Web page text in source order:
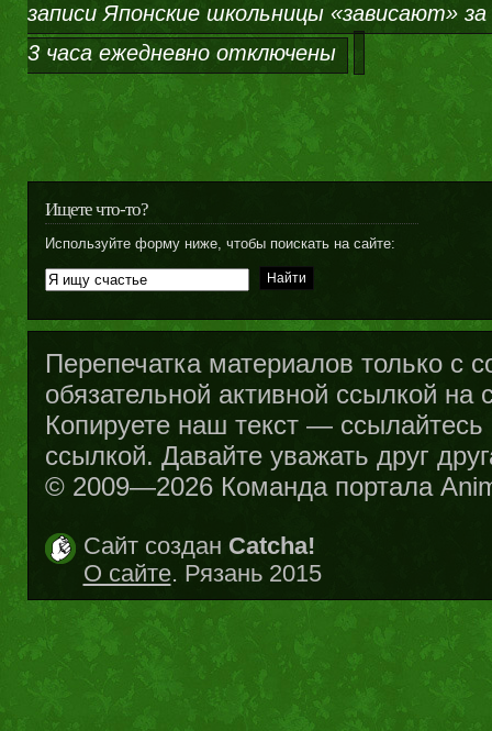
записи Японские школьницы «зависают»
3 часа ежедневно отключены
Ищете что-то?
Используйте форму ниже, чтобы поискать на сайте:
Перепечатка материалов только с
обязательной активной ссылкой на
Копируете наш текст —
ссылкой. Давайте уважать друг
© 2009—2026 Команда портала
Сайт создан Catcha!
О сайте. Рязань 2015